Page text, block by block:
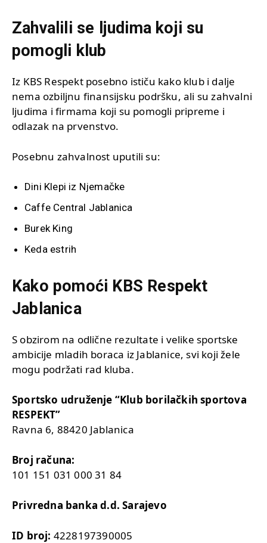
Zahvalili se ljudima koji su
pomogli klub
Iz KBS Respekt posebno ističu kako klub i dalje
nema ozbiljnu finansijsku podršku, ali su zahvalni
ljudima i firmama koji su pomogli pripreme i
odlazak na prvenstvo.
Posebnu zahvalnost uputili su:
Dini Klepi iz Njemačke
Caffe Central Jablanica
Burek King
Keda estrih
Kako pomoći KBS Respekt
Jablanica
S obzirom na odlične rezultate i velike sportske
ambicije mladih boraca iz Jablanice, svi koji žele
mogu podržati rad kluba.
Sportsko udruženje “Klub borilačkih sportova
RESPEKT”
Ravna 6, 88420 Jablanica
Broj računa:
101 151 031 000 31 84
Privredna banka d.d. Sarajevo
ID broj: 4228197390005